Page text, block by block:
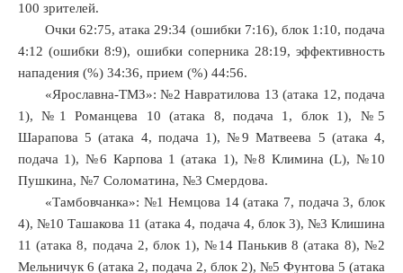
100 зрителей.
Очки 62:75, атака 29:34 (ошибки 7:16), блок 1:10, подача
4:12 (ошибки 8:9), ошибки соперника 28:19, эффективность
нападения (%) 34:36, прием (%) 44:56.
«Ярославна-ТМЗ»: №2 Навратилова 13 (атака 12, подача
1), №1 Романцева 10 (атака 8, подача 1, блок 1), №5
Шарапова 5 (атака 4, подача 1), №9 Матвеева 5 (атака 4,
подача 1), №6 Карпова 1 (атака 1), №8 Климина (L), №10
Пушкина, №7 Соломатина, №3 Смердова.
«Тамбовчанка»: №1 Немцова 14 (атака 7, подача 3, блок
4), №10 Ташакова 11 (атака 4, подача 4, блок 3), №3 Клишина
11 (атака 8, подача 2, блок 1), №14 Панькив 8 (атака 8), №2
Мельничук 6 (атака 2, подача 2, блок 2), №5 Фунтова 5 (атака